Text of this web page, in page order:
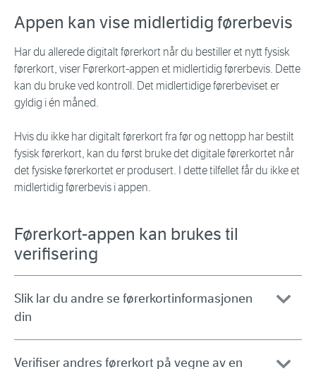
Appen kan vise midlertidig førerbevis
Har du allerede digitalt førerkort når du bestiller et nytt fysisk
førerkort, viser Førerkort-appen et midlertidig førerbevis. Dette
kan du bruke ved kontroll. Det midlertidige førerbeviset er
gyldig i én måned.
Hvis du ikke har digitalt førerkort fra før og nettopp har bestilt
fysisk førerkort, kan du først bruke det digitale førerkortet når
det fysiske førerkortet er produsert. I dette tilfellet får du ikke et
midlertidig førerbevis i appen.
Førerkort-appen kan brukes til
verifisering
Slik lar du andre se førerkortinformasjonen
din
Verifiser andres førerkort på vegne av en